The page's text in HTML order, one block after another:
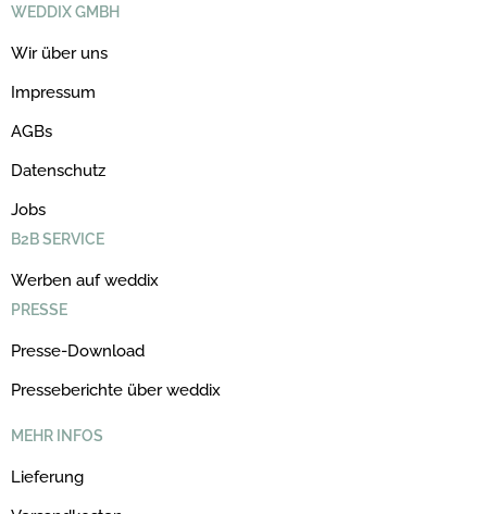
WEDDIX GMBH
Wir über uns
Impressum
AGBs
Datenschutz
Jobs
B2B SERVICE
Werben auf weddix
PRESSE
Presse-Download
Presseberichte über weddix
MEHR INFOS
Lieferung